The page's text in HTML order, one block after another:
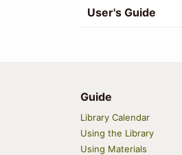
User's Guide
Main
navigation
Guide
Library Calendar
Using the Library
Using Materials